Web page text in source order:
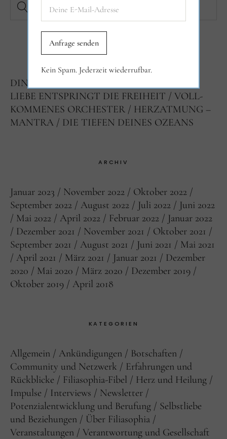
NEUESTE BEITRÄGE
DINGE ENTSTEHEN LASSEN
LIEBE ENTSPRINGT DIE FREIHEIT
VOLL-
KOMMENES ORCHESTER
HERZATMUNG –
MANTRA
DIE TIEFEN DEINES OZEANS
ARCHIV
Januar 2023 November 2022
Oktober 2022
September 2022
August 2022 Juli 2022
Juni 2022
Mai 2022
April 2022 Februar 2022
Januar 2022
Dezember 2021
November 2021
Oktober 2021
September 2021
August 2021 Juni 2021
Mai 2021
April 2021
März 2021 Januar 2021
Dezember
2020
Mai 2020 März 2020
Dezember 2019
Oktober 2019
April 2018
KATEGORIEN
Allgemein Ankündigungen
Botschaften
Community und Netzwerk
Erfahrungen und
Rückblicke
Filiasophia-Fibel
Herz und Heilung
Impulse
Interviews
Newsletter
Potenzialentwicklung und Berufung
Selbstliebe
und Beziehungen
Über Filiasophia
Veranstaltungen
Verantwortung und Gesellschaft
Kein Spam. Jederzeit wiederrufbar.